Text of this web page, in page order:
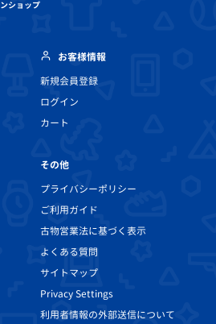
ショップ
お客様情報
新規会員登録
ログイン
カート
その他
プライバシーポリシー
ご利用ガイド
古物営業法に基づく表示
よくある質問
サイトマップ
Privacy Settings
利用者情報の外部送信について